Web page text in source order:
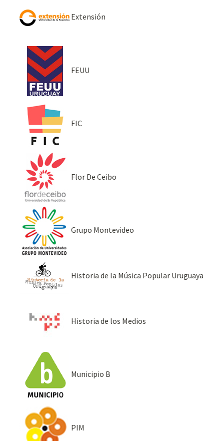
Extensión
FEUU
FIC
Flor De Ceibo
Grupo Montevideo
Historia de la Música Popular Uruguaya
Historia de los Medios
Municipio B
PIM